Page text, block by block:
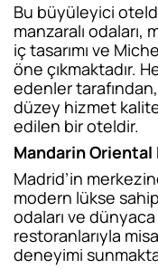
Bu büyüleyici
manzaralı
iç tasarımı ve
öne çıkmaktadır.
edenler
düzey hizmet
edilen bir oteldir.
Mandarin
Madrid’in
modern lükse
odaları ve
restoranlarıyla
deneyimi